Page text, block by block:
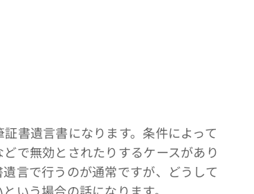
書遺言書になります。条件によって
で無効とされたりするケースがあり
言で行うのが通常ですが、どうして